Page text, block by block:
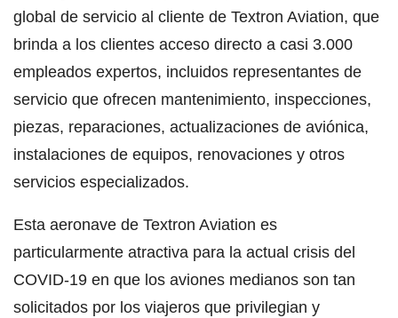
global de servicio al cliente de Textron Aviation, que
brinda a los clientes acceso directo a casi 3.000
empleados expertos, incluidos representantes de
servicio que ofrecen mantenimiento, inspecciones,
piezas, reparaciones, actualizaciones de aviónica,
instalaciones de equipos, renovaciones y otros
servicios especializados.
Esta aeronave de Textron Aviation es
particularmente atractiva para la actual crisis del
COVID-19 en que los aviones medianos son tan
solicitados por los viajeros que privilegian y